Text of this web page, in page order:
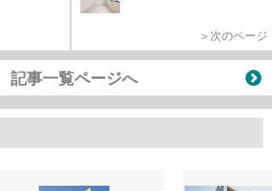
＞次のページ
記事一覧ページへ